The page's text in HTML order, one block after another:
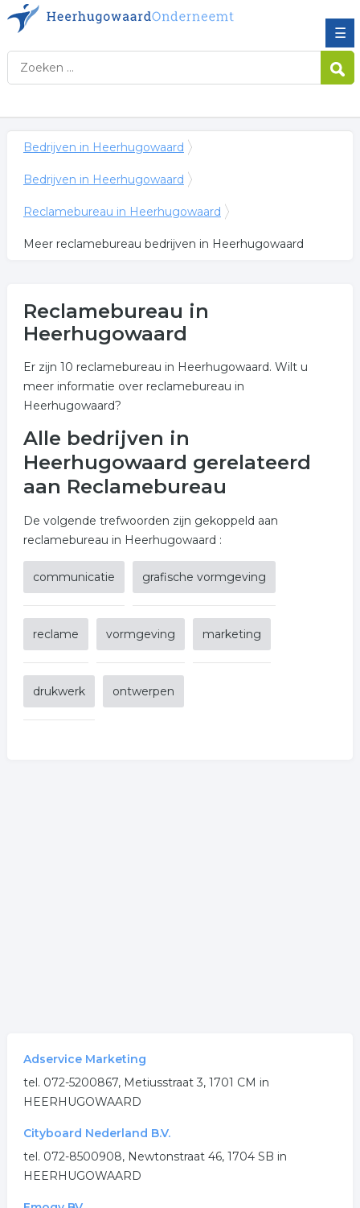
☰
Bedrijven in Heerhugowaard
Bedrijven in Heerhugowaard
Reclamebureau in Heerhugowaard
Meer reclamebureau bedrijven in Heerhugowaard
Reclamebureau in
Heerhugowaard
Er zijn 10 reclamebureau in Heerhugowaard. Wilt u
meer informatie over reclamebureau in
Heerhugowaard?
Alle bedrijven in
Heerhugowaard gerelateerd
aan Reclamebureau
De volgende trefwoorden zijn gekoppeld aan
reclamebureau in Heerhugowaard :
communicatie grafische vormgeving
reclame vormgeving marketing
drukwerk ontwerpen
Adservice Marketing
tel. 072-5200867, Metiusstraat 3, 1701 CM in
HEERHUGOWAARD
Cityboard Nederland B.V.
tel. 072-8500908, Newtonstraat 46, 1704 SB in
HEERHUGOWAARD